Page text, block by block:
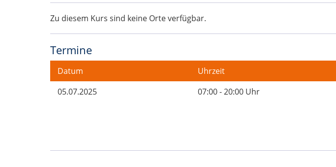
Zu diesem Kurs sind keine Orte verfügbar.
Termine
Datum Uhrzeit
05.07.2025
07:00 - 20:00 Uhr